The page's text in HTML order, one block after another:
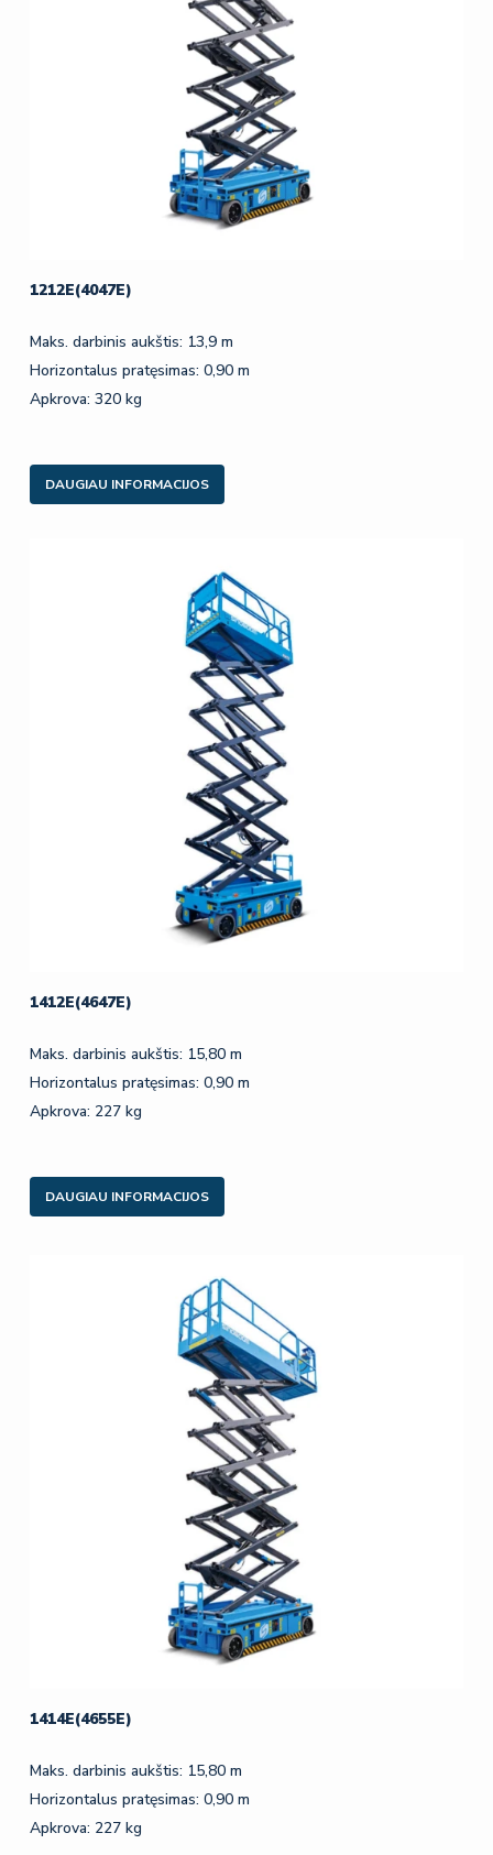
1212E(4047E)
Maks. darbinis aukštis: 13,9 m
Horizontalus pratęsimas: 0,90 m
Apkrova: 320 kg
DAUGIAU INFORMACIJOS
1412E(4647E)
Maks. darbinis aukštis: 15,80 m
Horizontalus pratęsimas: 0,90 m
Apkrova: 227 kg
DAUGIAU INFORMACIJOS
1414E(4655E)
Maks. darbinis aukštis: 15,80 m
Horizontalus pratęsimas: 0,90 m
Apkrova: 227 kg